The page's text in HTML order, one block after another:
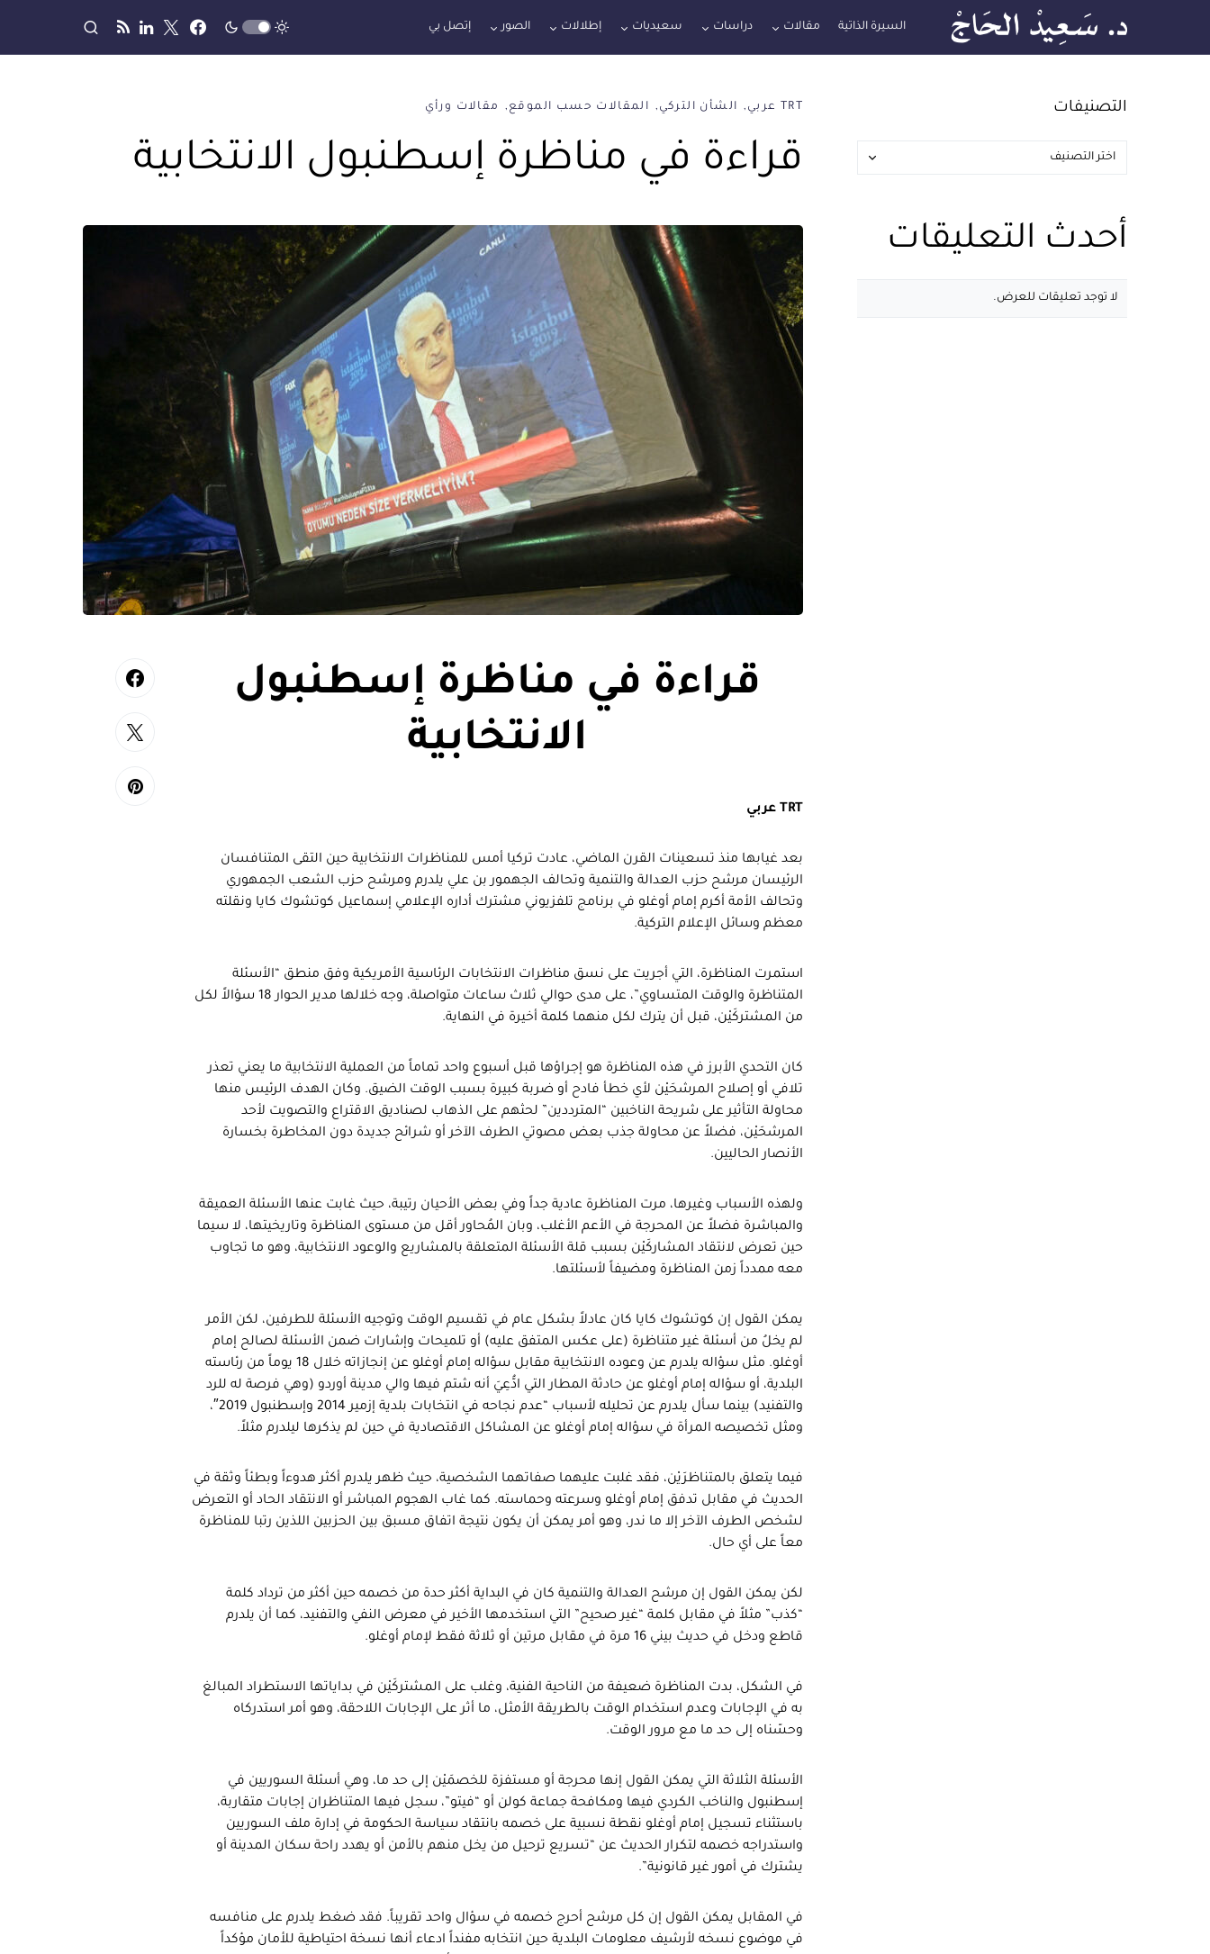
السيرة الذاتية مقالات دراسات سعيديات إطلالات الصور إتصل بي
TRT عربي الشأن التركي المقالات حسب الموقع مقالات ورأي
قراءة في مناظرة إسطنبول الانتخابية
قراءة في مناظرة إسطنبول
الانتخابية
TRT عربي
بعد غيابها منذ تسعينات القرن الماضي، عادت تركيا أمس للمناظرات الانتخابية حين التقى المتنافسان
الرئيسان مرشح حزب العدالة والتنمية وتحالف الجهمور بن علي يلدرم ومرشح حزب الشعب الجمهوري
وتحالف الأمة أكرم إمام أوغلو في برنامج تلفزيوني مشترك أداره الإعلامي إسماعيل كوتشوك كايا ونقلته
معظم وسائل الإعلام التركية.
استمرت المناظرة، التي أجريت على نسق مناظرات الانتخابات الرئاسية الأمريكية وفق منطق “الأسئلة
المتناظرة والوقت المتساوي”، على مدى حوالي ثلاث ساعات متواصلة، وجه خلالها مدير الحوار 18 سؤالاً لكل
من المشتركَيْن، قبل أن يترك لكل منهما كلمة أخيرة في النهاية.
كان التحدي الأبرز في هذه المناظرة هو إجراؤها قبل أسبوع واحد تماماً من العملية الانتخابية ما يعني تعذر
تلافي أو إصلاح المرشحَيْن لأي خطأ فادح أو ضربة كبيرة بسبب الوقت الضيق. وكان الهدف الرئيس منها
محاولة التأثير على شريحة الناخبين “المترددين” لحثهم على الذهاب لصناديق الاقتراع والتصويت لأحد
المرشحَيْن، فضلاً عن محاولة جذب بعض مصوتي الطرف الآخر أو شرائح جديدة دون المخاطرة بخسارة
الأنصار الحاليين.
ولهذه الأسباب وغيرها، مرت المناظرة عادية جداً وفي بعض الأحيان رتيبة، حيث غابت عنها الأسئلة العميقة
والمباشرة فضلاً عن المحرجة في الأعم الأغلب، وبان المُحاور أقل من مستوى المناظرة وتاريخيتها، لا سيما
حين تعرض لانتقاد المشاركَيْن بسبب قلة الأسئلة المتعلقة بالمشاريع والوعود الانتخابية، وهو ما تجاوب
معه ممدداً زمن المناظرة ومضيفاً لأسئلتها.
يمكن القول إن كوتشوك كايا كان عادلاً بشكل عام في تقسيم الوقت وتوجيه الأسئلة للطرفين، لكن الأمر
لم يخلُ من أسئلة غير متناظرة (على عكس المتفق عليه) أو تلميحات وإشارات ضمن الأسئلة لصالح إمام
أوغلو. مثل سؤاله يلدرم عن وعوده الانتخابية مقابل سؤاله إمام أوغلو عن إنجازاته خلال 18 يوماً من رئاسته
البلدية، أو سؤاله إمام أوغلو عن حادثة المطار التي ادُّعِيَ أنه شتم فيها والي مدينة أوردو (وهي فرصة له للرد
والتفنيد) بينما سأل يلدرم عن تحليله لأسباب “عدم نجاحه في انتخابات بلدية إزمير 2014 وإسطنبول 2019″،
ومثل تخصيصه المرأة في سؤاله إمام أوغلو عن المشاكل الاقتصادية في حين لم يذكرها ليلدرم مثلاً.
فيما يتعلق بالمتناظرَيْن، فقد غلبت عليهما صفاتهما الشخصية، حيث ظهر يلدرم أكثر هدوءاً وبطئاً وثقة في
الحديث في مقابل تدفق إمام أوغلو وسرعته وحماسته. كما غاب الهجوم المباشر أو الانتقاد الحاد أو التعرض
لشخص الطرف الآخر إلا ما ندر، وهو أمر يمكن أن يكون نتيجة اتفاق مسبق بين الحزبين اللذين رتبا للمناظرة
معاً على أي حال.
لكن يمكن القول إن مرشح العدالة والتنمية كان في البداية أكثر حدة من خصمه حين أكثر من ترداد كلمة
“كذب” مثلاً في مقابل كلمة “غير صحيح” التي استخدمها الأخير في معرض النفي والتفنيد، كما أن يلدرم
قاطع ودخل في حديث بيني 16 مرة في مقابل مرتين أو ثلاثة فقط لإمام أوغلو.
في الشكل، بدت المناظرة ضعيفة من الناحية الفنية، وغلب على المشتركَيْن في بداياتها الاستطراد المبالغ
به في الإجابات وعدم استخدام الوقت بالطريقة الأمثل، ما أثر على الإجابات اللاحقة، وهو أمر استدركاه
وحسّناه إلى حد ما مع مرور الوقت.
الأسئلة الثلاثة التي يمكن القول إنها محرجة أو مستفزة للخصمَيْن إلى حد ما، وهي أسئلة السوريين في
إسطنبول والناخب الكردي فيها ومكافحة جماعة كولن أو “فيتو”، سجل فيها المتناظران إجابات متقاربة،
باستثناء تسجيل إمام أوغلو نقطة نسبية على خصمه بانتقاد سياسة الحكومة في إدارة ملف السوريين
واستدراجه خصمه لتكرار الحديث عن “تسريع ترحيل من يخل منهم بالأمن أو يهدد راحة سكان المدينة أو
يشترك في أمور غير قانونية”.
في المقابل يمكن القول إن كل مرشح أحرج خصمه في سؤال واحد تقريباً. فقد ضغط يلدرم على منافسه
في موضوع نسخه لأرشيف معلومات البلدية حين انتخابه مفنداً ادعاء أنها نسخة احتياطية للأمان مؤكداً
التصنيفات
أحدث التعليقات
لا توجد تعليقات للعرض.